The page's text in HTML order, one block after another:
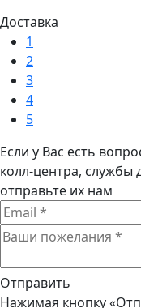
Доставка
1
2
3
4
5
Если у Вас есть
колл-центра, службы
отправьте их нам
Отправить
Нажимая кнопку